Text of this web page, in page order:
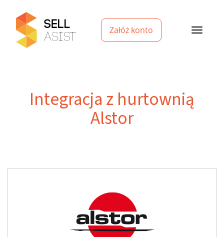
Załóż konto
Integracja z hurtownią
Alstor